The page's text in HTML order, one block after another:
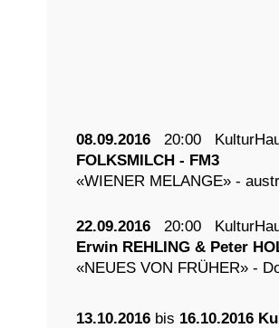
08.09.2016 20:00
FOLKSMILCH - FM3
«WIENER MELANGE» -
22.09.2016 20:00
Erwin REHLING & Peter
«NEUES VON FRÜHER» -
13.10.2016 bis 16.10.2016